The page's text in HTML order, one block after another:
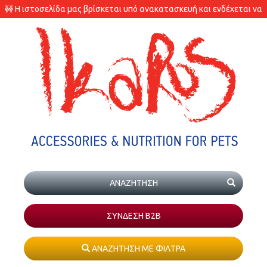
🚧 Η ιστοσελίδα μας βρίσκεται υπό ανακατασκευή και ενδέχεται να
υπάρχουν διαφορές στις διαθεσιμότητες των προϊόντων.
ΣΥΝΔΕΣΗ Β2Β
ΑΝΑΖΗΤΗΣΗ ΜΕ ΦΙΛΤΡΑ